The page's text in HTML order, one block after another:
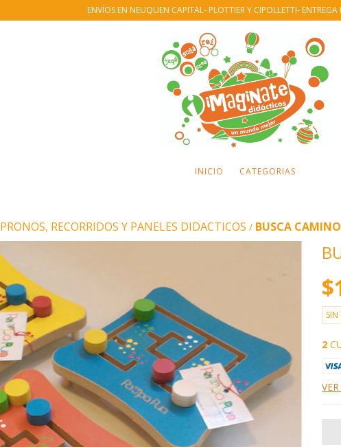
ENVÍOS EN NEUQUEN CAPITAL- PLOTTIER Y CIPOLLETTI- ENTREGA
INICIO CATEGORIAS
PRONOS, RECORRIDOS Y PANELES DIDACTICOS / BUSCA
SIN
2